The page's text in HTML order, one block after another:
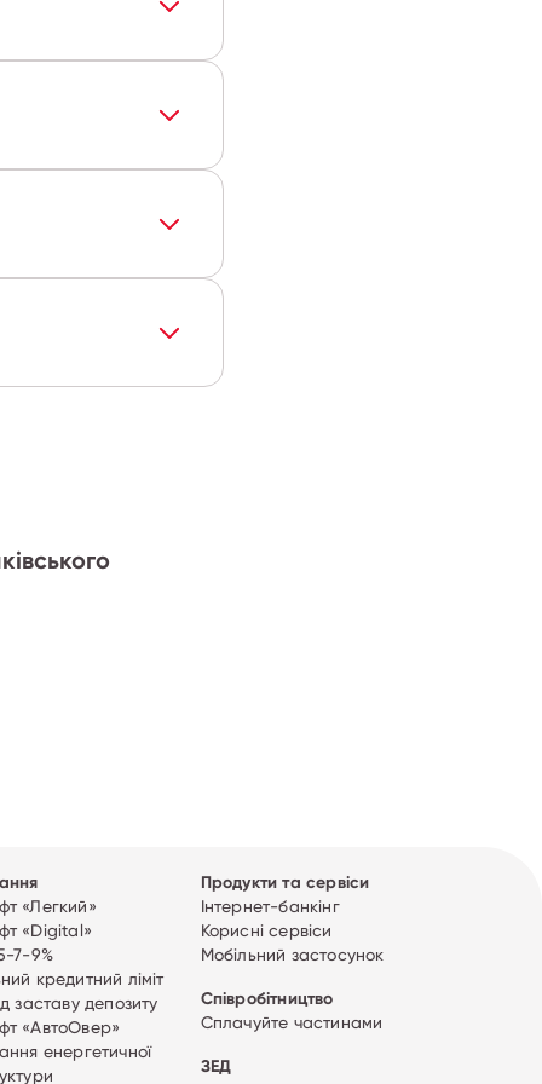
«Легкий»
«Digital»
7-9%
кредитний ліміт
заставу депозиту
«АвтоОвер»
енергетичної
Продукти та сервіси
Інтернет-банкінг
Корисні сервіси
Мобільний застосунок
Співробітництво
Сплачуйте частинами
ЗЕД